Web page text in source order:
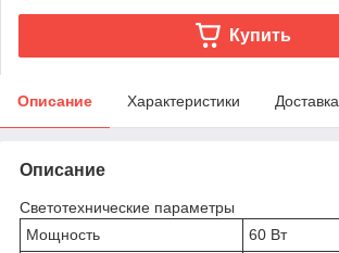
Купить
Описание Характеристики Доставка
Описание
Светотехнические параметры
Мощность
60 Вт